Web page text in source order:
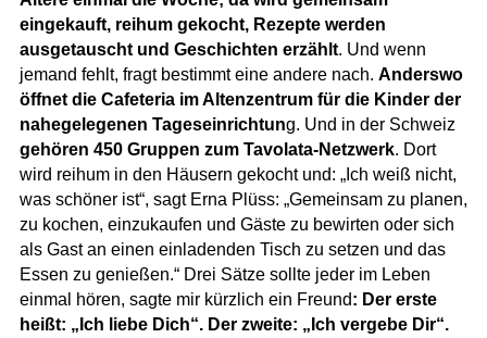
eingekauft, reihum gekocht, Rezepte werden
ausgetauscht und Geschichten erzählt. Und wenn
jemand fehlt, fragt bestimmt eine andere nach. Anderswo
öffnet die Cafeteria im Altenzentrum für die Kinder der
nahegelegenen Tageseinrichtung. Und in der Schweiz
gehören 450 Gruppen zum Tavolata-Netzwerk. Dort
wird reihum in den Häusern gekocht und: „Ich weiß nicht,
was schöner ist“, sagt Erna Plüss: „Gemeinsam zu planen,
zu kochen, einzukaufen und Gäste zu bewirten oder sich
als Gast an einen einladenden Tisch zu setzen und das
Essen zu genießen.“ Drei Sätze sollte jeder im Leben
einmal hören, sagte mir kürzlich ein Freund: Der erste
heißt: „Ich liebe Dich“. Der zweite: „Ich vergebe Dir“.